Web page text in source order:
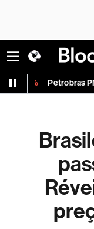
Petrobras PN 40.87 -